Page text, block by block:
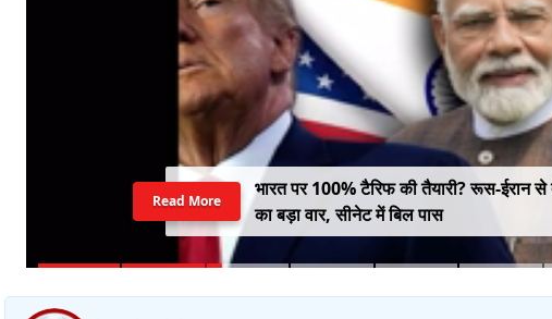
भारत पर 100% टैरिफ की तैयारी? रूस-ईरान
का बड़ा वार, सीनेट में बिल पास
Read More